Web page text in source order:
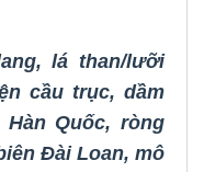
, lá than/lưỡi
cầu trục, dầm
Hàn Quốc,ròng
Đài Loan, mô